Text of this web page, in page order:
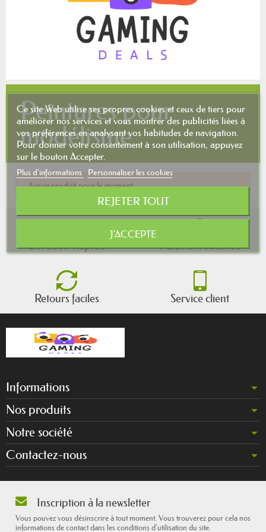
Peintures pour
modélisme
Aucun produit pour le moment.
Livraison Rapide Paiement sécurisé
Retours faciles Service client
Informations
Nos produits
Notre société
Contactez-nous
Ce site Web utilise ses propres cookies et ceux de tiers pour
améliorer nos services et vous montrer des publicités liées à
vos préférences en analysant vos habitudes de navigation.
Pour donner votre consentement à son utilisation, appuyez
sur le bouton Accepter.
Plus d'informations Personnaliser les cookies
REJETER TOUT
J'ACCEPTE
Inscription à la newsletter
Vous pouvez vous désinscrire à tout moment. Vous trouverez pour cela nos
informations de contact dans les conditions d'utilisation du site.